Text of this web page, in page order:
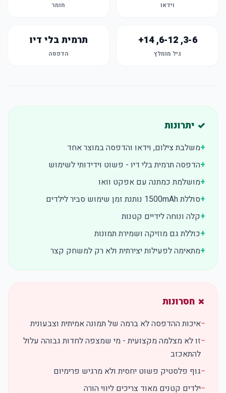
וידאו חומר
3-6, 6-12, 14+
גיל מומלץ
תרמית בלי דיו
הדפסה
✓ יתרונות
+משלבת צילום, וידאו והדפסה במוצר אחד
+הדפסה תרמית בלי דיו - פשוט וידידותי לשימוש
+מושלמת כמתנה עם אפקט וואו
+סוללת 1500mAh נותנת זמן שימוש סביר לילדים
+קלה ונוחה לידיים קטנות
+כוללת גם מוזיקה ושמירת תמונות
+מתאימה לפעילות יצירתית ולא רק למשחק קצר
✗ חסרונות
−איכות ההדפסה לא ברמה של תמונה אמיתית וצבעונית
−זו לא מצלמה מקצועית - מי שמצפה לחדות גבוהה עלול
להתאכזב
−גוף פלסטיק פשוט יחסית ולא מרגיש פרימיום
−ילדים קטנים מאוד צריכים ליווי הורה